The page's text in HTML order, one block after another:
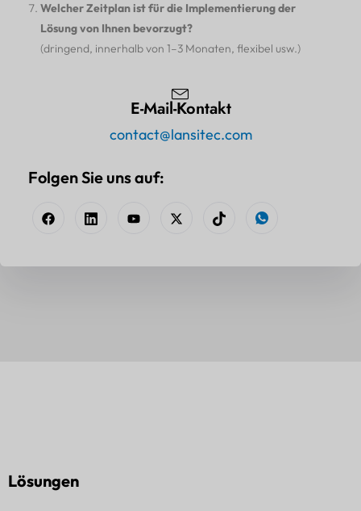
Welcher Zeitplan ist für die Implementierung der
Lösung von Ihnen bevorzugt?
(dringend, innerhalb von 1–3 Monaten, flexibel usw.)
E-Mail-Kontakt
contact@lansitec.com
Folgen Sie uns auf:
Lösungen